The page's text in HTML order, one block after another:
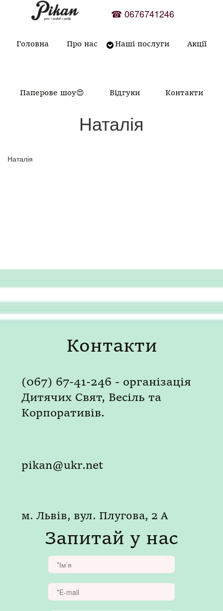
☎0676741246
Головна Про нас Наші послуги Акції
Паперове шоу😍 Відгуки Контакти
Наталія
Наталія
Контакти
(067) 67-41-246 - організація
Дитячих Свят, Весіль та
Корпоративів.
pikan@ukr.net
м. Львів, вул. Плугова, 2 А
Запитай у нас